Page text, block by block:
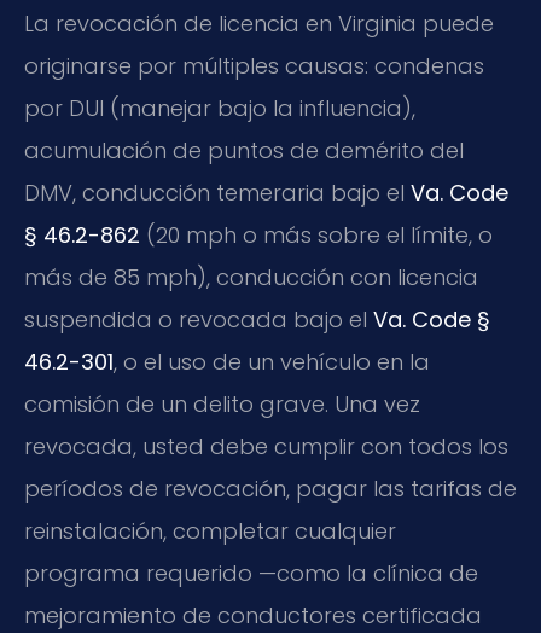
La revocación de licencia en Virginia puede
originarse por múltiples causas: condenas
por DUI (manejar bajo la influencia),
acumulación de puntos de demérito del
DMV, conducción temeraria bajo el Va. Code
§ 46.2-862 (20 mph o más sobre el límite, o
más de 85 mph), conducción con licencia
suspendida o revocada bajo el Va. Code §
46.2-301, o el uso de un vehículo en la
comisión de un delito grave. Una vez
revocada, usted debe cumplir con todos los
períodos de revocación, pagar las tarifas de
reinstalación, completar cualquier
programa requerido —como la clínica de
mejoramiento de conductores certificada